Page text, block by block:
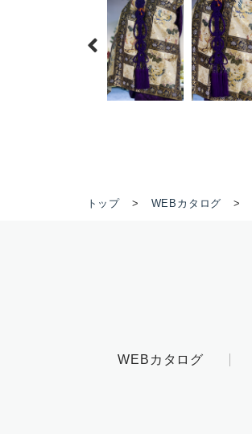
トップ WEBカタログ
WEBカタログ